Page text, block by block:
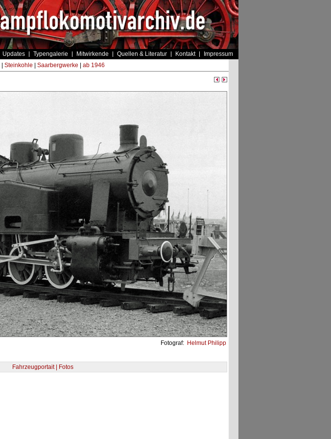
Updates Typengalerie Mitwirkende Quellen & Literatur Kontakt Impressum
Steinkohle Saarbergwerke ab 1946
Fotograf: Helmut Philipp
Fahrzeugportait | Fotos